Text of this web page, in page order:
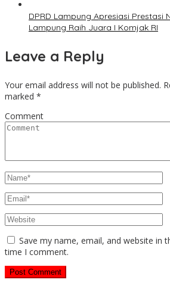
DPRD Lampung Apresiasi Prestasi
Lampung Raih Juara I Komjak RI
Leave a Reply
Your email address will not be published.
marked *
Comment
Save my name, email, and website in
time I comment.